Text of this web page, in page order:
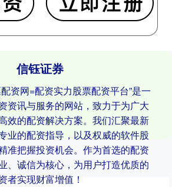
信钰证券
资网=配资实力股票配资平台”是一
资讯与服务的网站，致力于为广大
效的配资解决方案。我们汇聚最新
业的配资指导，以及权威的软件股
准把握投资机会。作为首选的配资
、诚信为核心，为用户打造优质的
者实现财富增值！